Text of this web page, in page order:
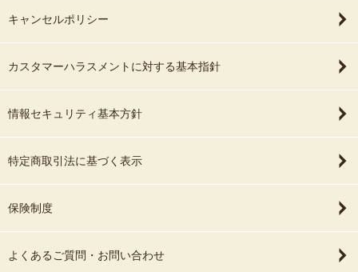
キャンセルポリシー
カスタマーハラスメントに対する基本指針
情報セキュリティ基本方針
特定商取引法に基づく表示
保険制度
よくあるご質問・お問い合わせ